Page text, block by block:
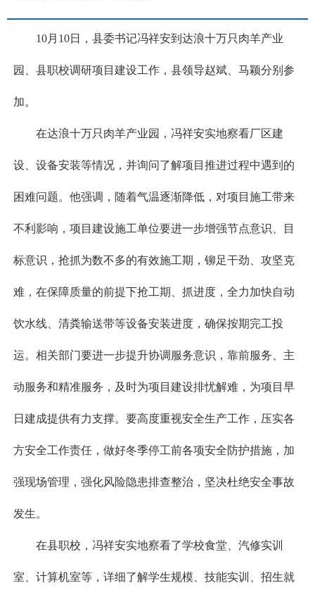
10月10日，县委书记冯祥安到达浪十万只肉羊产业
园、县职校调研项目建设工作，县领导赵斌、马颖分别参
加。
在达浪十万只肉羊产业园，冯祥安实地察看厂区建
设、设备安装等情况，并询问了解项目推进过程中遇到的
困难问题。他强调，随着气温逐渐降低，对项目施工带来
不利影响，项目建设施工单位要进一步增强节点意识、目
标意识，抢抓为数不多的有效施工期，铆足干劲、攻坚克
难，在保障质量的前提下抢工期、抓进度，全力加快自动
饮水线、清粪输送带等设备安装进度，确保按期完工投
运。相关部门要进一步提升协调服务意识，靠前服务、主
动服务和精准服务，及时为项目建设排忧解难，为项目早
日建成提供有力支撑。要高度重视安全生产工作，压实各
方安全工作责任，做好冬季停工前各项安全防护措施，加
强现场管理，强化风险隐患排查整治，坚决杜绝安全事故
发生。
在县职校，冯祥安实地察看了学校食堂、汽修实训
室、计算机室等，详细了解学生规模、技能实训、招生就